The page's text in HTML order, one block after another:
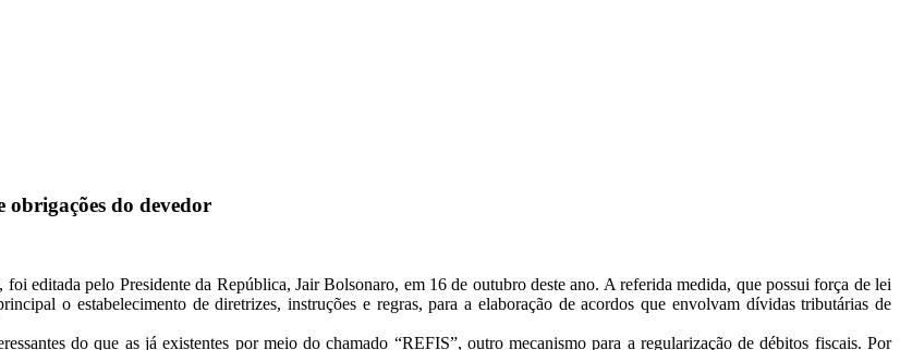
obrigações do devedor
editada pelo Presidente da República, Jair Bolsonaro, em 16 de outubro deste ano. A referida medida, que possui força de lei
o estabelecimento de diretrizes, instruções e regras, para a elaboração de acordos que envolvam dívidas tributárias de
do que as já existentes por meio do chamado “REFIS”, outro mecanismo para a regularização de débitos fiscais. Por